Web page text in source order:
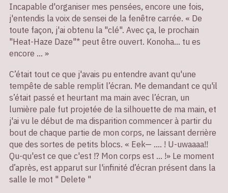
Incapable d'organiser mes pensées, encore une fois,
j'entendis la voix de sensei de la fenêtre carrée. « De
toute façon, j'ai obtenu la "clé". Avec ça, le prochain
"Heat-Haze Daze"* peut être ouvert. Konoha... tu es
encore ... »
C’était tout ce que j'avais pu entendre avant qu'une
tempête de sable remplit l’écran. Me demandant ce qu'il
s’était passé et heurtant ma main avec l’écran, un
lumière pale fut projetée de la silhouette de ma main, et
j'ai vu le début de ma disparition commencer à partir du
bout de chaque partie de mon corps, ne laissant derrière
que des sortes de petits blocs. « Eek— .... ! U-uwaaaa!!
Qu-qu'est ce que c'est !? Mon corps est ... !» Le moment
d’après, est apparut sur l'infinité d’écran présent dans la
salle le mot " Delete "